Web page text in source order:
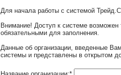
Для начала работы с системой
Внимание! Доступ к системе
обязательными для заполнения.
Данные об организации, введенные
системы и представлены в открытом